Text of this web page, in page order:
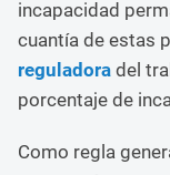
incapacidad
cuantía de estas
reguladora del
porcentaje de
Como regla